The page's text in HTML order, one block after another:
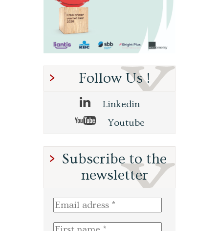
Follow Us !
Linkedin
Youtube
Subscribe to the
newsletter